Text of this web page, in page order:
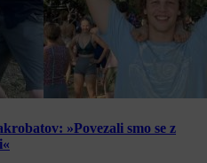
»Povezali smo se z